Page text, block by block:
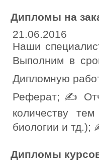
Дипломы на
21.06.2016
Наши
Выполним в
Дипломную
Реферат; ✍
количеству
биологии и тд.);
Дипломы